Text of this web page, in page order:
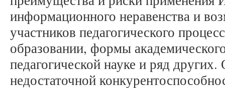
информационного неравенства и
участников педагогического
образовании, формы
педагогической науке и ряд
недостаточной